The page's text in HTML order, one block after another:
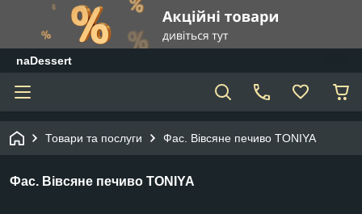
naDessert
Товари та послуги Фас. Вівсяне печиво TONIYA
Фас. Вівсяне печиво TONIYA